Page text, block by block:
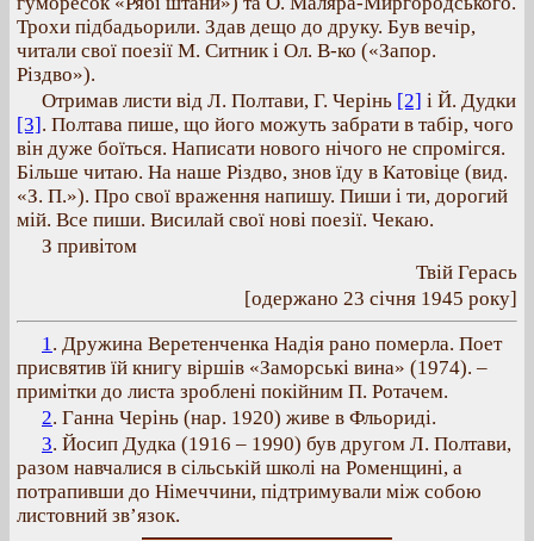
Трохи підбадьорили. Здав дещо до друку. Був вечір,
читали свої поезії М. Ситник і Ол. В-ко («Запор.
Різдво»).
Отримав листи від Л. Полтави, Г. Черінь [2] і Й. Дудки
[3]. Полтава пише, що його можуть забрати в табір, чого
він дуже боїться. Написати нового нічого не спромігся.
Більше читаю. На наше Різдво, знов їду в Катовіце (вид.
«З. П.»). Про свої враження напишу. Пиши і ти, дорогий
мій. Все пиши. Висилай свої нові поезії. Чекаю.
З привітом
Твій Герась
[одержано 23 січня 1945 року]
1. Дружина Веретенченка Надія рано померла. Поет
присвятив їй книгу віршів «Заморські вина» (1974). –
примітки до листа зроблені покійним П. Ротачем.
2. Ганна Черінь (нар. 1920) живе в Фльориді.
3. Йосип Дудка (1916 – 1990) був другом Л. Полтави,
разом навчалися в сільській школі на Роменщині, а
потрапивши до Німеччини, підтримували між собою
листовний зв’язок.